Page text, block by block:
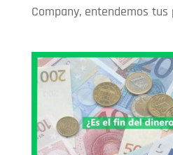
Company, entendemos tus